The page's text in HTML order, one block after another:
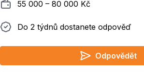
Plat 55 000 ‍–‍ 80 000 Kč
Do 2 týdnů dostanete odpověď
Do 2 týdnů dostanete odpověď
Odpovědět